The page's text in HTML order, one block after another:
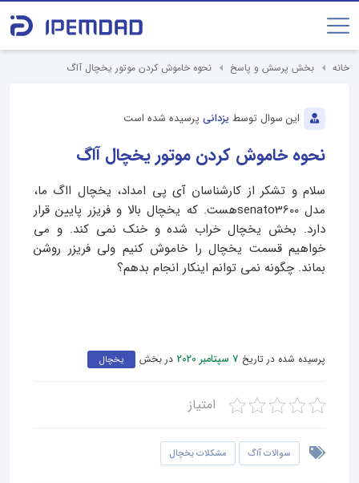
خانه بخش پرسش و پاسخ نحوه خاموش کردن موتور یخچال آاگ
این سوال توسط یزدانی پرسیده شده است
نحوه خاموش کردن موتور یخچال آاگ
سلام و تشکر از کارشناسان آی پی امداد، یخچال ااگ ما،
مدل senato3600هست. که یخچال بالا و فریزر پایین قرار
دارد. بخش یخچال خراب شده و خنک نمی کند. و می
خواهیم قسمت یخچال را خاموش کنیم ولی فریزر روشن
بماند. چگونه نمی توانم اینکار انجام بدهم؟
پرسیده شده در تاریخ 7 سپتامبر 2020 در بخش یخچال
امتیاز
سوالات آاگ مشکلات یخچال